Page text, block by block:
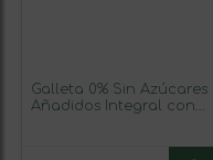
Galleta 0% Sin Azúcares
Añadidos Integral con